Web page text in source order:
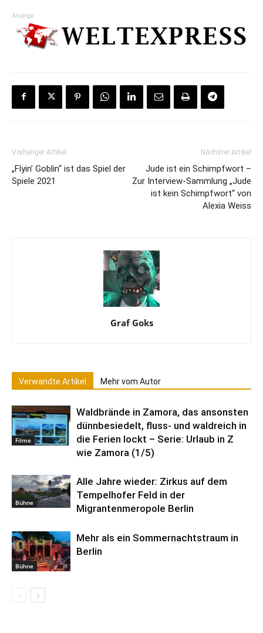
Anzeige
Vorheriger Artikel
„Flyin’ Goblin“ ist das Spiel der
Spiele 2021
Nächster Artikel
Jude ist ein Schimpfwort –
Zur Interview-Sammlung „Jude
ist kein Schimpfwort“ von
Alexia Weiss
Graf Goks
Verwandte Artikel Mehr vom Autor
Filme
Waldbrände in Zamora, das ansonsten
dünnbesiedelt, fluss- und waldreich in
die Ferien lockt – Serie: Urlaub in Z
wie Zamora (1/5)
Bühne
Alle Jahre wieder: Zirkus auf dem
Tempelhofer Feld in der
Migrantenmeropole Berlin
Bühne
Mehr als ein Sommernachtstraum in
Berlin